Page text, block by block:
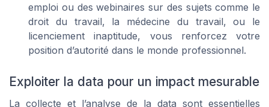
emploi ou des webinaires sur des sujets comme le
droit du travail, la médecine du travail, ou le
licenciement inaptitude, vous renforcez votre
position d’autorité dans le monde professionnel.
Exploiter la data pour un impact mesurable
La collecte et l’analyse de la data sont essentielles